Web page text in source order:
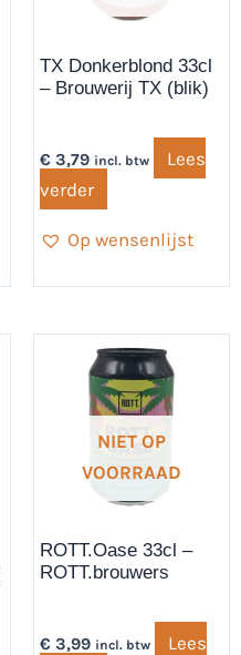
TX Donkerblond 33cl
– Brouwerij TX (blik)
€3,79 incl. btw
Lees
verder
Op wensenlijst
NIET OP
VOORRAAD
ROTT.Oase 33cl –
ROTT.brouwers
€3,99 incl. btw
Lees